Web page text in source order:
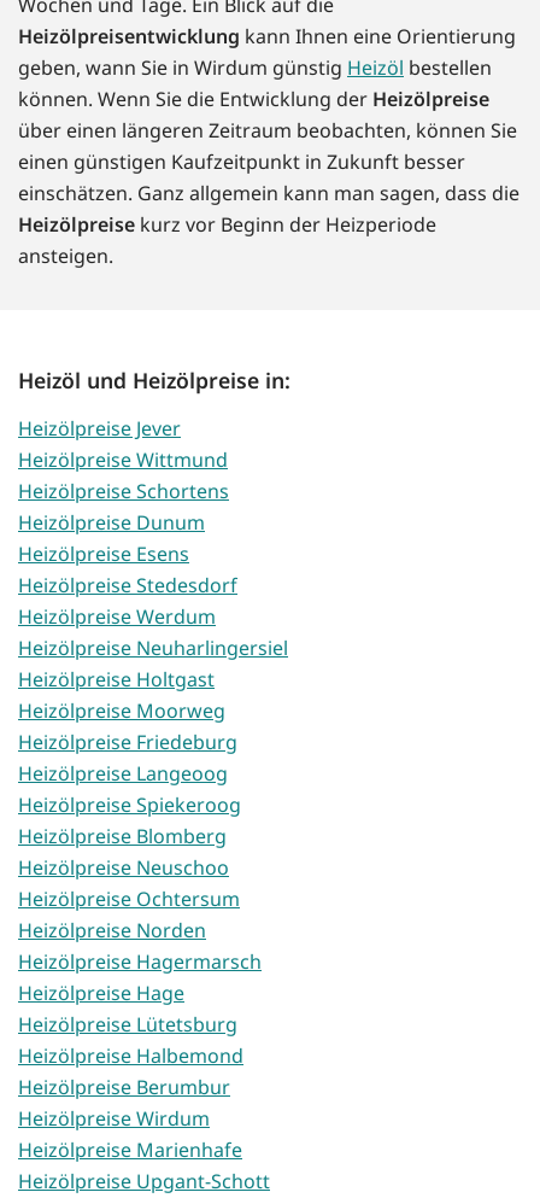
Heizölpreisentwicklung kann Ihnen eine Orientierung
geben, wann Sie in Wirdum günstig Heizöl bestellen
können. Wenn Sie die Entwicklung der Heizölpreise
über einen längeren Zeitraum beobachten, können Sie
einen günstigen Kaufzeitpunkt in Zukunft besser
einschätzen. Ganz allgemein kann man sagen, dass die
Heizölpreise kurz vor Beginn der Heizperiode
ansteigen.
Heizöl und Heizölpreise in:
Heizölpreise Jever
Heizölpreise Wittmund
Heizölpreise Schortens
Heizölpreise Dunum
Heizölpreise Esens
Heizölpreise Stedesdorf
Heizölpreise Werdum
Heizölpreise Neuharlingersiel
Heizölpreise Holtgast
Heizölpreise Moorweg
Heizölpreise Friedeburg
Heizölpreise Langeoog
Heizölpreise Spiekeroog
Heizölpreise Blomberg
Heizölpreise Neuschoo
Heizölpreise Ochtersum
Heizölpreise Norden
Heizölpreise Hagermarsch
Heizölpreise Hage
Heizölpreise Lütetsburg
Heizölpreise Halbemond
Heizölpreise Berumbur
Heizölpreise Wirdum
Heizölpreise Marienhafe
Heizölpreise Upgant-Schott